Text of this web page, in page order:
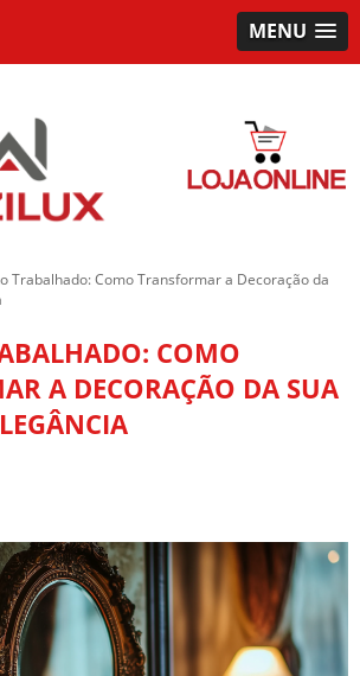
MENU
Trabalhado: Como Transformar a Decoração da
COMO
A DECORAÇÃO DA SUA